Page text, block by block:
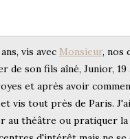
vis avec Monsieur, nos
de son fils aîné, Junior,
et après avoir
vis tout près de Paris.
au théâtre ou pratiquer